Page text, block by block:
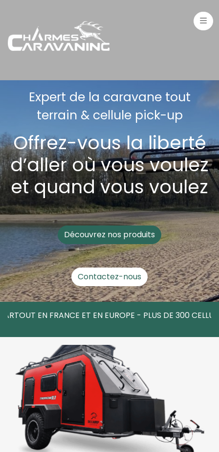
Expert de la caravane tout
terrain & cellule pick-up
Offrez-vous la liberté
d’aller où vous voulez
et quand vous voulez
Découvrez nos produits
Contactez-nous
EN FRANCE ET EN EUROPE - PLUS DE 300 CELLULES &